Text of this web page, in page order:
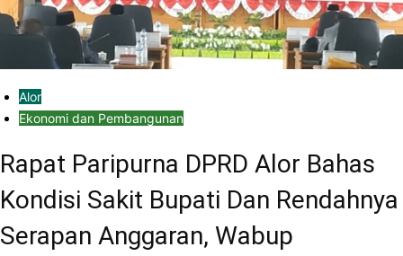
Alor
Ekonomi dan Pembangunan
Rapat Paripurna DPRD Alor Bahas
Kondisi Sakit Bupati Dan Rendahnya
Serapan Anggaran, Wabup